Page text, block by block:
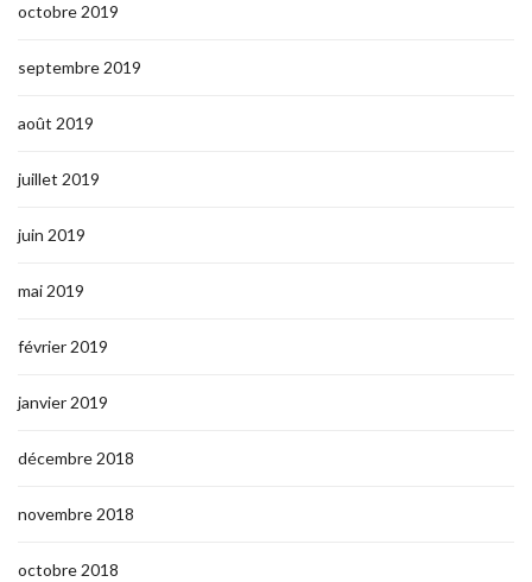
octobre 2019
septembre 2019
août 2019
juillet 2019
juin 2019
mai 2019
février 2019
janvier 2019
décembre 2018
novembre 2018
octobre 2018